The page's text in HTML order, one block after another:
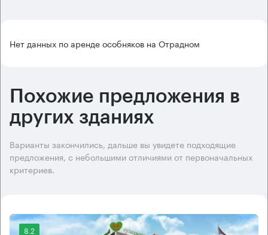
Нет данных по аренде особняков на Отрадном
Похожие предложения в
других зданиях
Варианты закончились, дальше вы увидете подходящие
предложения, с небольшими отличиями от первоначальных
критериев.
8.2